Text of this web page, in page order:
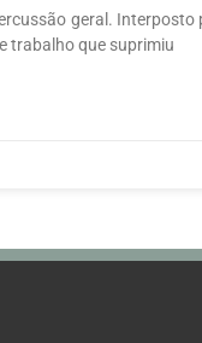
geral. Interposto
trabalho que suprimiu